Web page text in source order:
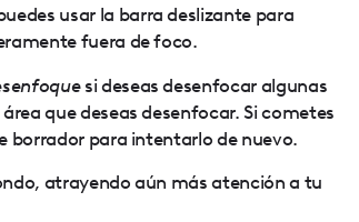
usar la barra deslizante para
fuera de foco.
si deseas desenfocar algunas
que deseas desenfocar. Si cometes
borrador para intentarlo de nuevo.
atrayendo aún más atención a tu